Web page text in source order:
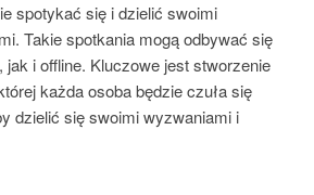
spotykać się i dzielić swoimi
Takie spotkania mogą odbywać się
jak i offline. Kluczowe jest stworzenie
każda osoba będzie czuła się
dzielić się swoimi wyzwaniami i